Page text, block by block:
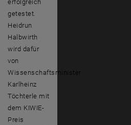
erfolgreich
getestet.
Heidrun
Halbwirth
wird dafür
von
Wissenschaftsminister
Karlheinz
Töchterle mit
dem KIWIE-
Preis